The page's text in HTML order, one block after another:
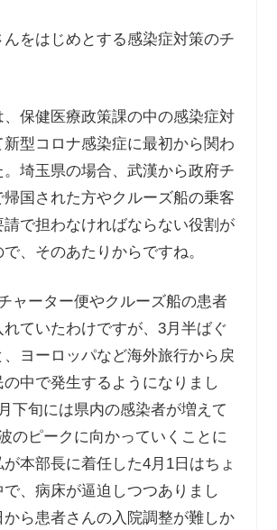
をはじめとする感染症対策のチ
保健医療政策課の中の感染症対
型コロナ感染症に最初から関わ
。埼玉県の場合、武漢から政府チ
帰国された方やクルーズ船の乗客
請で担わなければならない役割が
、そのあたりからですね。
ーター便やクルーズ船の患者
れていたわけですが、3月半ばぐ
、ヨーロッパなど海外旅行から戻
の中で発生するようになりまし
下旬には県内の感染者が増えて
のピークに向かっていくことに
本部長に着任した4月1日はちょ
で、病床が逼迫しつつありまし
から患者さんの入院調整が難しか